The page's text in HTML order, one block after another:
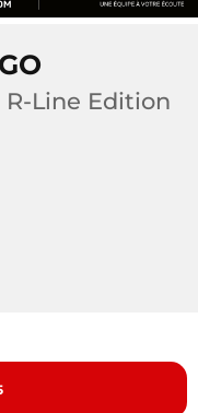
R-Line Edition